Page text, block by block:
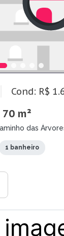
Cond: R$
m²
das
1 banheiro